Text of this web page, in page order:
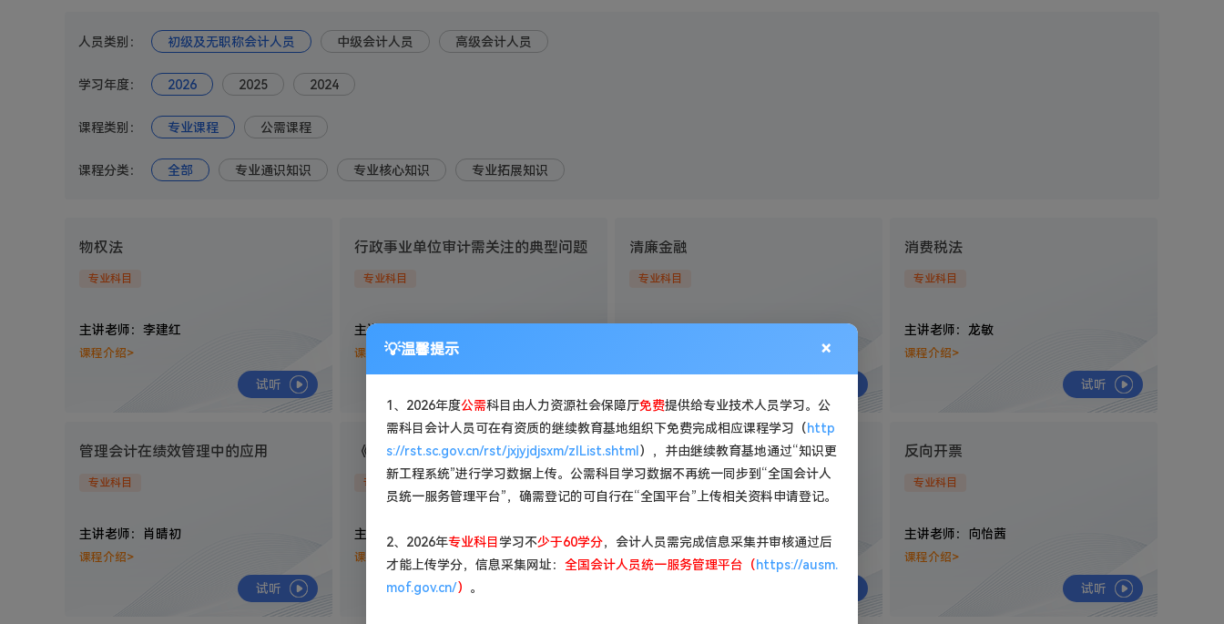
温馨提示 ×
1、2026年度公需科目由人力资源社会保障厅免费提供给专业技术人员学习。公
需科目会计人员可在有资质的继续教育基地组织下免费完成相应课程学习（ http
s://rst.sc.gov.cn/rst/jxjyjdjsxm/zlList.shtml ），并由继续教育基地通过“知识更
新工程系统”进行学习数据上传。公需科目学习数据不再统一同步到“全国会计人
员统一服务管理平台”，确需登记的可自行在“全国平台”上传相关资料申请登记。
2、2026年专业科目 学习不少于60学分，会计人员需完成信息采集并审核通过后
才能上传学分，信息采集网址： 全国会计人员统一服务管理平台（ https://ausm.
mof.gov.cn/） 。
人员类别： 初级及无职称会计人员 中级会计人员 高级会计人员
学习年度： 2026 2025 2024
课程类别： 专业课程 公需课程
课程分类： 全部 专业通识知识 专业核心知识 专业拓展知识
物权法
专业科目
主讲老师：李建红
课程介绍>
试听
行政事业单位审计需关注的典型问题
专业科目
主讲老师：江国才
课程介绍>
清廉金融
专业科目
消费税法
专业科目
主讲老师：龙敏
课程介绍>
试听
管理会计在绩效管理中的应用
专业科目
主讲老师：肖晴初
课程介绍>
试听
《增值税法》详解
专业科目
主讲老师：向怡茜
课程介绍>
从财报中看经营难以解决的问题
专业科目
主讲老师：向怡茜
课程介绍>
反向开票
专业科目
主讲老师：向怡茜
课程介绍>
试听